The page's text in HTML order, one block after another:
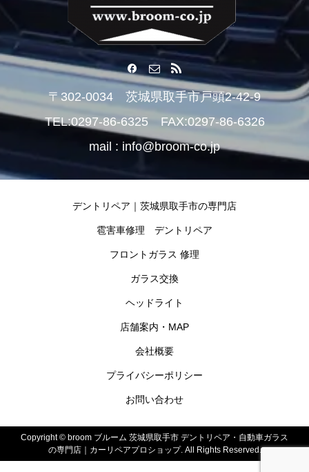
〒302-0034 茨城県取手市戸頭2-42-9
TEL:0297-86-6325 FAX:0297-86-6326
mail : info@broom-co.jp
デントリペア｜茨城県取手市の専門店
雹害車修理 デントリペア
フロントガラス 修理
ガラス交換
ヘッドライト
店舗案内・MAP
会社概要
プライバシーポリシー
お問い合わせ
Copyright © broom ブルーム 茨城県取手市 デントリペア・自動車ガラス
の専門店｜カーリペアプロショップ. All Rights Reserved.